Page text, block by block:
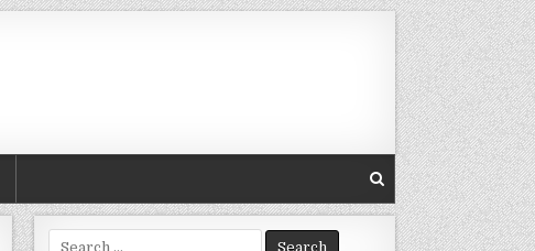
Search